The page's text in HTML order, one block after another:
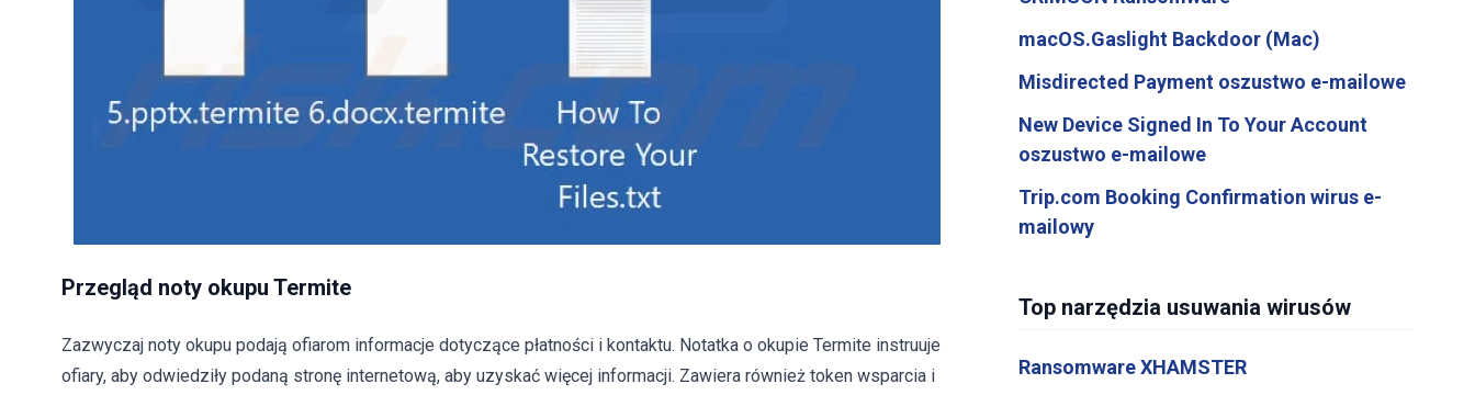
Przegląd noty okupu Termite
Zazwyczaj noty okupu podają ofiarom informacje dotyczące płatności i kontaktu. Notatka o okupie Termite instruuje
ofiary, aby odwiedziły podaną stronę internetową, aby uzyskać więcej informacji. Zawiera również token wsparcia i
macOS.Gaslight Backdoor (Mac)
Misdirected Payment oszustwo e-mailowe
New Device Signed In To Your Account
oszustwo e-mailowe
Trip.com Booking Confirmation wirus e-
mailowy
Top narzędzia usuwania wirusów
Ransomware XHAMSTER